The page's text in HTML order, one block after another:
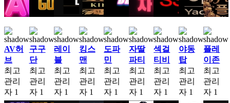
AV허
브
최고
관리
자 1
구구
단
최고
관리
자 1
레이
블
최고
관리
자 1
킹스
맨
최고
관리
자 1
도파
민
최고
관리
자 1
자딸
파티
최고
관리
자 1
섹걸
티비
최고
관리
자 1
야동
탑
최고
관리
자 1
플레
이존
최고
관리
자 1